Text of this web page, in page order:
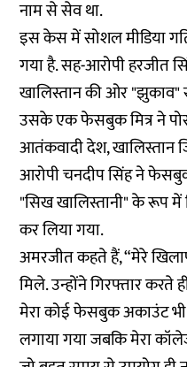
नाम से सेव था.
इस केस में सोशल मीडिया
गया है. सह-आरोपी हरजीत
खालिस्तान की ओर "झुकाव"
उसके एक फेसबुक मित्र ने
आतंकवादी देश, खालिस्तान
आरोपी चनदीप सिंह ने
"सिख खालिस्तानी" के रूप में
कर लिया गया.
अमरजीत कहते हैं, “मेरे
मिले. उन्होंने गिरफ्तार
मेरा कोई फेसबुक अकाउंट
लगाया गया जबकि मेरा